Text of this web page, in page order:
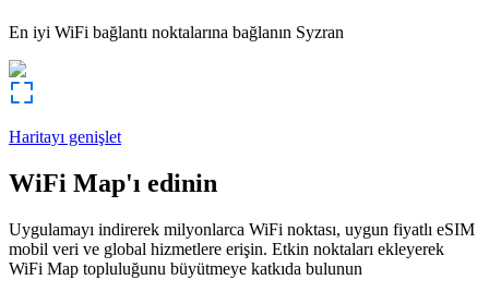
En iyi WiFi bağlantı noktalarına bağlanın Syzran
Haritayı genişlet
WiFi Map'ı edinin
Uygulamayı indirerek milyonlarca WiFi noktası, uygun fiyatlı eSIM
mobil veri ve global hizmetlere erişin. Etkin noktaları ekleyerek
WiFi Map topluluğunu büyütmeye katkıda bulunun